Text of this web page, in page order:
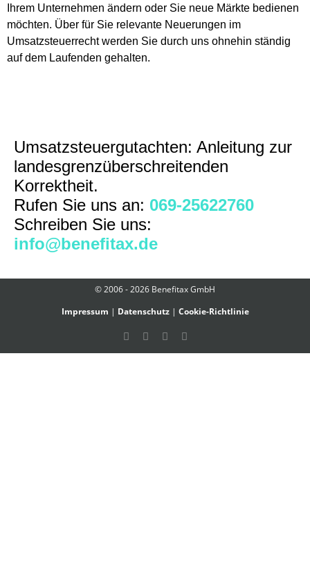
Ihrem Unternehmen ändern oder Sie neue Märkte bedienen
möchten. Über für Sie relevante Neuerungen im
Umsatzsteuerrecht werden Sie durch uns ohnehin ständig
auf dem Laufenden gehalten.
Umsatzsteuergutachten: Anleitung zur
landesgrenzüberschreitenden
Korrektheit.
Rufen Sie uns an: 069-25622760
Schreiben Sie uns:
info@benefitax.de
© 2006 - 2026 Benefitax GmbH
Impressum | Datenschutz| Cookie-Richtlinie